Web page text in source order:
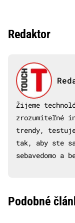
Redaktor
Žijeme
zrozumiteľné
trendy,
tak, aby ste
sebavedomo a
Podobné